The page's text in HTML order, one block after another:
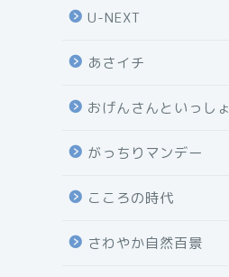
U-NEXT
あさイチ
おげんさんといっしょ
がっちりマンデー
こころの時代
さわやか自然百景